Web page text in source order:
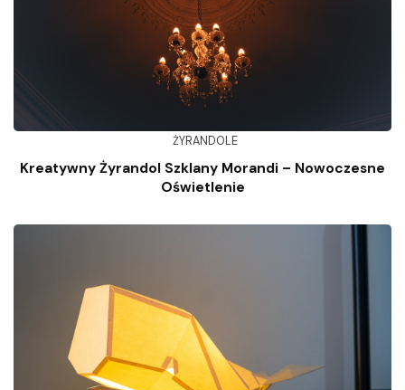
ŻYRANDOLE
Kreatywny Żyrandol Szklany Morandi – Nowoczesne
Oświetlenie